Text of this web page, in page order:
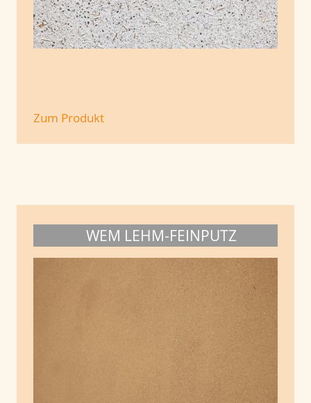
Zum Produkt
WEM LEHM-FEINPUTZ